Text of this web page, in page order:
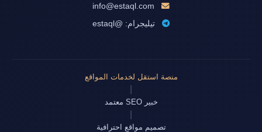
info@estaql.com
تيليجرام: @estaql
منصة استقل لخدمات المواقع
خبير SEO معتمد
تصميم مواقع احترافية